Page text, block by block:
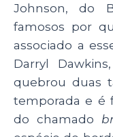
Johnson, do
famosos por
associado a
Darryl
quebrou duas
temporada e é
do chamado